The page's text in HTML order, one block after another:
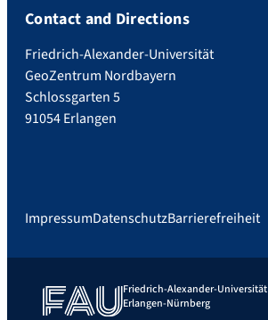
Contact and Directions
Friedrich-Alexander-Universität
GeoZentrum Nordbayern
Schlossgarten 5
91054 Erlangen
ImpressumDatenschutzBarrierefreiheit
Friedrich-Alexander-Universität
Erlangen-Nürnberg